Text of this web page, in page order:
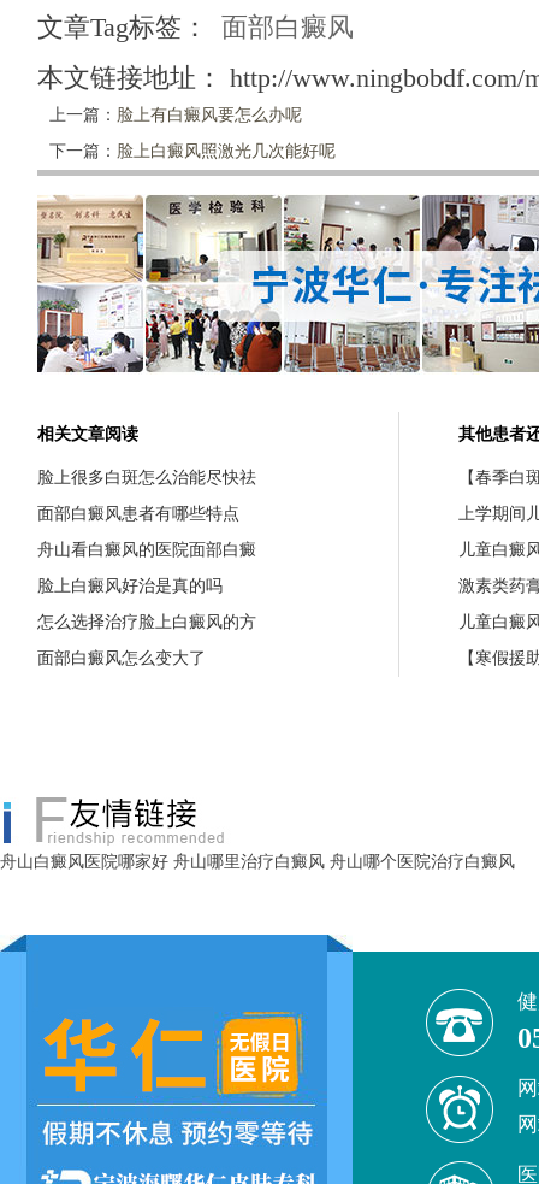
文章Tag标签：
面部白癜风
本文链接地址： http://www.ningbobdf.com/
上一篇： 脸上有白癜风要怎么办呢
下一篇： 脸上白癜风照激光几次能好呢
相关文章阅读
脸上很多白斑怎么治能尽快祛
面部白癜风患者有哪些特点
舟山看白癜风的医院面部白癜
脸上白癜风好治是真的吗
怎么选择治疗脸上白癜风的方
面部白癜风怎么变大了
其他患者
【春季白
上学期间
儿童白癜
激素类药
儿童白癜
【寒假援
舟山白癜风医院哪家好 舟山哪里治疗白癜风 舟山哪个医院治疗白癜风